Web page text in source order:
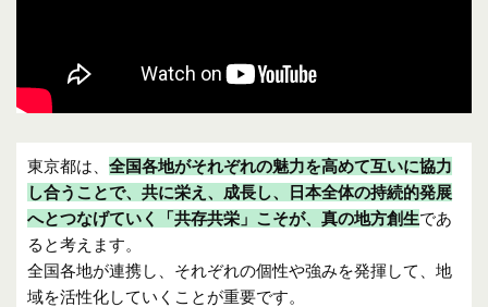
東京都は、 全国各地がそれぞれの魅力を高めて互いに協力
し合うことで、共に栄え、成長し、日本全体の持続的発展
へとつなげていく「共存共栄」こそが、真の地方創生であ
ると考えます。
全国各地が連携し、それぞれの個性や強みを発揮して、地
域を活性化していくことが重要です。